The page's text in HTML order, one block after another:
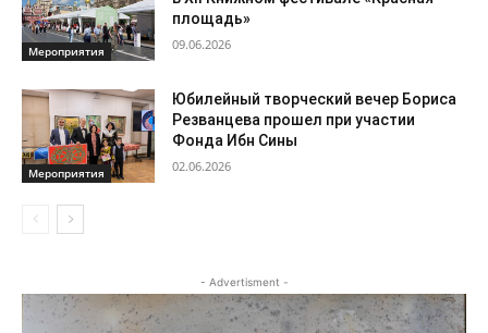
Мероприятия
площадь»
09.06.2026
Мероприятия
Юбилейный творческий вечер Бориса
Резванцева прошел при участии
Фонда Ибн Сины
02.06.2026
- Advertisment -